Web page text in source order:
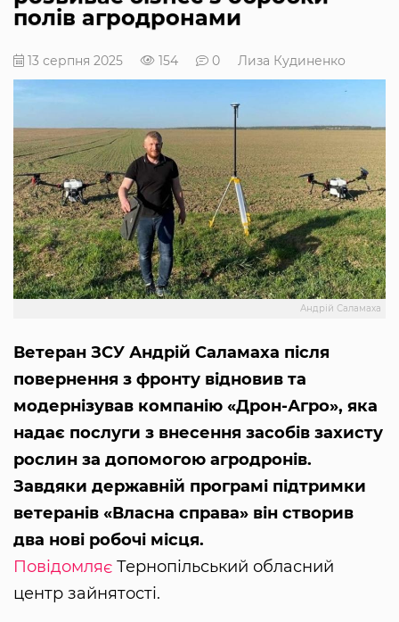
полів агродронами
13 серпня 2025 154 0 Лиза Кудиненко
Андрій Саламаха
Ветеран ЗСУ Андрій Саламаха після
повернення з фронту відновив та
модернізував компанію «Дрон-Агро», яка
надає послуги з внесення засобів захисту
рослин за допомогою агродронів.
Завдяки державній програмі підтримки
ветеранів «Власна справа» він створив
два нові робочі місця.
Повідомляє Тернопільський обласний
центр зайнятості.